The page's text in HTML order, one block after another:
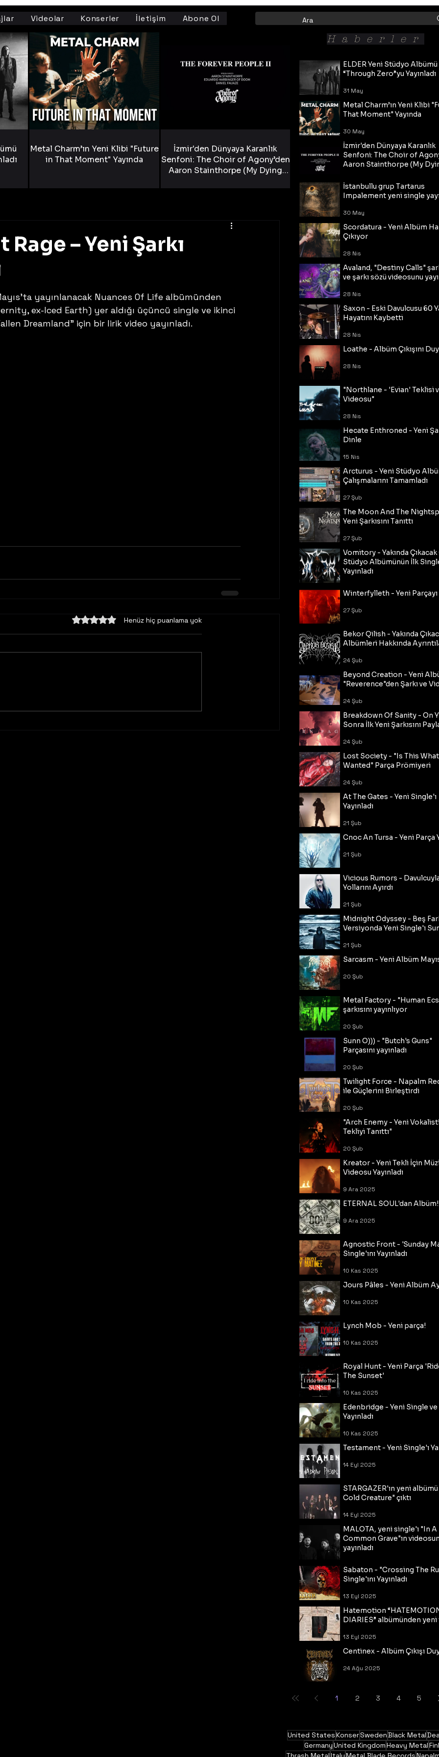
Videolar Konserler İletişim Abone Ol
Rage – Yeni Şarkı
yayınlanacak Nuances Of Life albümünden
ex-Iced Earth) yer aldığı üçüncü single ve ikinci
Dreamland” için bir lirik video yayınladı.
5 üzerinden 0 yıldızHenüz hiç puanlama yok
Metal Charm’ın Yeni Klibi "Future
in That Moment" Yayında
İzmir'den Dünyaya Karanlık
Senfoni: The Choir of Agony’den
Aaron Stainthorpe (My Dying
ELDER Yeni Stüdyo Albümü
“Through Zero”yu Yayınladı
31 May
Metal Charm’ın Yeni Klibi
That Moment" Yayında
30 May
İzmir'den Dünyaya Karanlık
Senfoni: The Choir of
Aaron Stainthorpe (My
Tekli!
30 May
İstanbullu grup Tartarus
Impalement yeni single
30 May
Scordatura - Yeni Albüm
Çıkıyor
28 Nis
Avaland, "Destiny Calls"
ve şarkı sözü videosunu
28 Nis
Saxon - Eski Davulcusu 60
Hayatını Kaybetti
28 Nis
Loathe - Albüm Çıkışını
28 Nis
"Northlane - 'Evian' Teklisi
Videosu"
28 Nis
Hecate Enthroned - Yeni
Dinle
15 Nis
Arcturus - Yeni Stüdyo
Çalışmalarını Tamamladı
27 Şub
The Moon And The
Yeni Şarkısını Tanıttı
27 Şub
Vomitory - Yakında
Stüdyo Albümünün İlk
Yayınladı
Winterfylleth - Yeni Parçayı
27 Şub
Bekor Qilish - Yakında
Albümleri Hakkında
24 Şub
Beyond Creation - Yeni
"Reverence"den Şarkı ve
24 Şub
Breakdown Of Sanity - On
Sonra İlk Yeni Şarkısını
24 Şub
Lost Society - "Is This
Wanted" Parça Prömiyeri
24 Şub
At The Gates - Yeni Single'ı
Yayınladı
21 Şub
Cnoc An Tursa - Yeni Parça
21 Şub
Vicious Rumors -
Yollarını Ayırdı
21 Şub
Midnight Odyssey - Beş
Versiyonda Yeni Single'ı
21 Şub
Sarcasm - Yeni Albüm
20 Şub
Metal Factory - "Human
şarkısını yayınlıyor
20 Şub
Sunn O))) - "Butch's Guns"
Parçasını yayınladı
20 Şub
Twilight Force - Napalm
ile Güçlerini Birleştirdi
20 Şub
"Arch Enemy - Yeni
Tekliyi Tanıttı"
20 Şub
Kreator - Yeni Tekli İçin
Videosu Yayınladı
9 Ara 2025
ETERNAL SOUL'dan Albüm!
9 Ara 2025
Agnostic Front - 'Sunday
Single'ını Yayınladı
10 Kas 2025
Jours Pâles - Yeni Albüm
10 Kas 2025
Lynch Mob - Yeni parça!
10 Kas 2025
Royal Hunt - Yeni Parça
The Sunset'
10 Kas 2025
Edenbridge - Yeni Single
Yayınladı
10 Kas 2025
Testament - Yeni Single'ı
14 Eyl 2025
STARGAZER'ın yeni
Cold Creature" çıktı
14 Eyl 2025
MALOTA, yeni single'ı "In A
Common Grave"ın
yayınladı
Sabaton - "Crossing The
Single'ını Yayınladı
13 Eyl 2025
Hatemotion
DIARIES” albümünden
13 Eyl 2025
Centinex - Albüm Çıkışı
24 Ağu 2025
1 2 3 4 5
United StatesKonserSwedenBlack Metal
GermanyUnited KingdomHeavy Metal
Haberler